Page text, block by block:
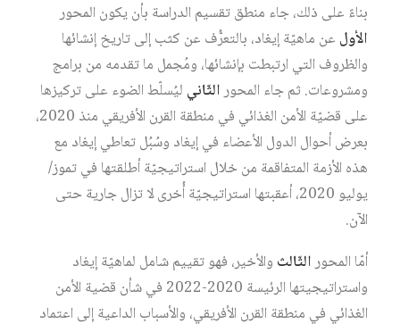
بناءً على ذلك، جاء منطق تقسيم الدراسة بأن يكون المحور
الأول عن ماهيّة إيغاد، بالتعرُّف عن كثب إلى تاريخ إنشائها
والظروف التي ارتبطت بإنشائها، ومُجمل ما تقدمه من برامج
ومشروعات. ثم جاء المحورالثّاني ليُسلّط الضوء على تركيزها
على قضيّة الأمن الغذائي في منطقة القرن الأفريقي منذ 2020،
بعرض أحوال الدول الأعضاء في إيغاد وسُبُل تعاطي إيغاد مع
هذه الأزمة المتفاقمة من خلال استراتيجيّة أطلقتها في تموز/
يوليو 2020، أعقبتها استراتيجيّة أُخرى لا تزال جارية حتى
الآن.
أمّا المحورالثّالث والأخير، فهو تقييم شامل لماهيّة إيغاد
واستراتيجيتها الرئيسة 2020-2022 في شأن قضية الأمن
الغذائي في منطقة القرن الأفريقي، والأسباب الداعية إلى اعتماد